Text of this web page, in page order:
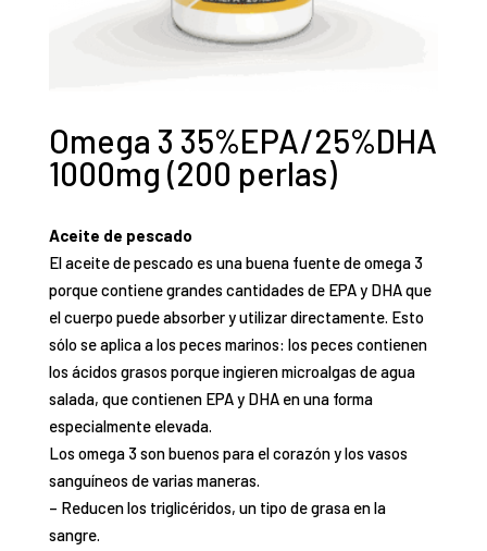
Omega 3 35%EPA/25%DHA
1000mg (200 perlas)
Aceite de pescado
El aceite de pescado es unabuena fuente de omega 3
porque contiene grandes cantidades de EPA y DHA que
el cuerpo puede absorber y utilizar directamente. Esto
sólo se aplica a los peces marinos: los peces contienen
los ácidos grasos porque ingieren microalgas de agua
salada, que contienen EPA y DHA en una forma
especialmente elevada.
Los omega 3 sonbuenos para el corazón y los vasos
sanguíneos de varias maneras.
– Reducen los triglicéridos, un tipo de grasa en la
sangre.